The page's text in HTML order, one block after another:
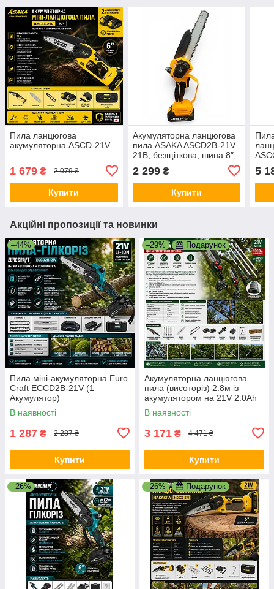
Пила ланцюгова
акумуляторна ASCD-21V
1 679 ₴ 2 079 ₴
Купити
Акумуляторна ланцюгова
пила ASAKA ASCD2B-21V
21В, безщіткова, шина 8″,
2 299₴
Купити
5
Акційні пропозиції та новинки
–44%
Пила міні-акумуляторна Euro
Craft ECCD2B-21V (1
Акумулятор)
В наявності
1 287 ₴ 2 287 ₴
Купити
–29% Подарунок
Акумуляторна ланцюгова
пила (висоторіз) 2.8м із
акумулятором на 21V 2.0Ah
TIREX TRCCSA6-21V
В наявності
3 171 ₴ 4 471 ₴
Купити
–26% –26% Подарунок